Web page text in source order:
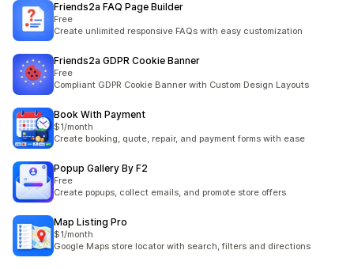
Friends2a FAQ Page Builder
Free
Create unlimited responsive FAQs with easy customization
Friends2a GDPR Cookie Banner
Free
Compliant GDPR Cookie Banner with Custom Design Layouts
Book With Payment
$1/month
Create booking, quote, repair, and payment forms with ease
Popup Gallery By F2
Free
Create popups, collect emails, and promote store offers
Map Listing Pro
$1/month
Google Maps store locator with search, filters and directions